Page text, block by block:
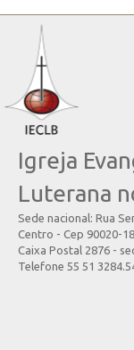
Igreja
Luterana
Sede nacional: Rua
Centro - Cep 90020-
Caixa Postal 2876 -
Telefone 55 51